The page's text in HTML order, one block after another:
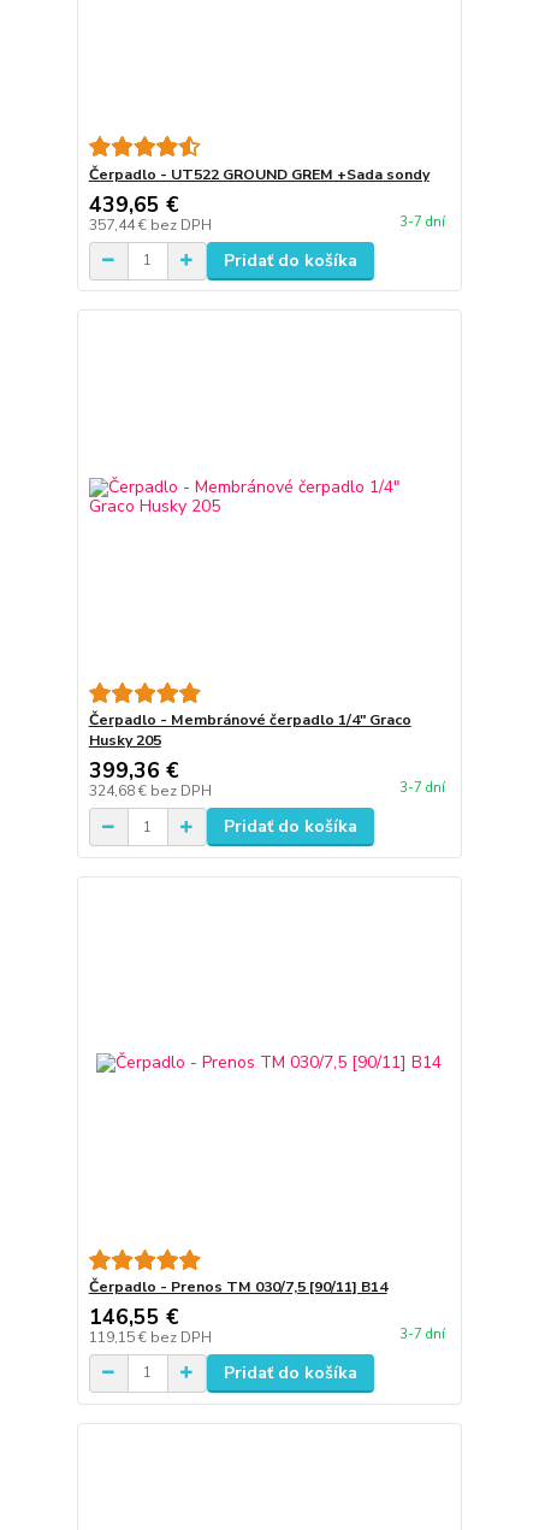
Čerpadlo - UT522 GROUND GREM +Sada sondy
439,65 €
357,44 € bez DPH 3-7 dní
Pridať do košíka
Čerpadlo - Membránové čerpadlo 1/4" Graco
Husky 205
399,36 €
324,68 € bez DPH 3-7 dní
Pridať do košíka
Čerpadlo - Prenos TM 030/7,5 [90/11] B14
146,55 €
119,15 € bez DPH 3-7 dní
Pridať do košíka